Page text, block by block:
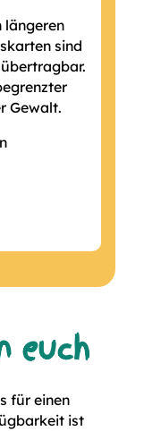
längeren
sind
Gewalt.
euch
für einen
ist